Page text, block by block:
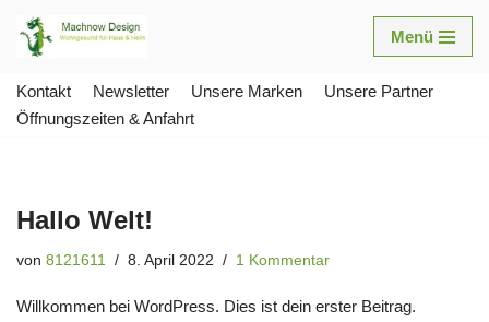
Zum
Inhalt
springen
Menü
Kontakt Newsletter Unsere Marken
Unsere Partner
Öffnungszeiten & Anfahrt
Hallo Welt!
von 8121611 8. April 2022 1 Kommentar
Willkommen bei WordPress. Dies ist dein erster Beitrag.